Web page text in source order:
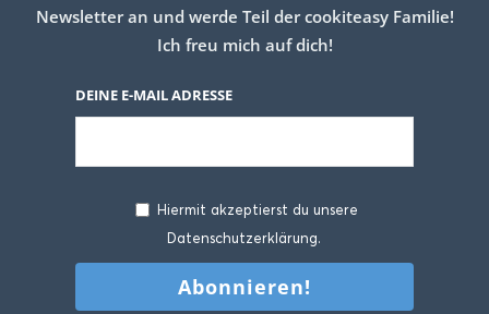
Newsletter an und werde Teil der cookiteasy Familie!
Ich freu mich auf dich!
DEINE E-MAIL ADRESSE
Hiermit akzeptierst du unsere
Datenschutzerklärung.